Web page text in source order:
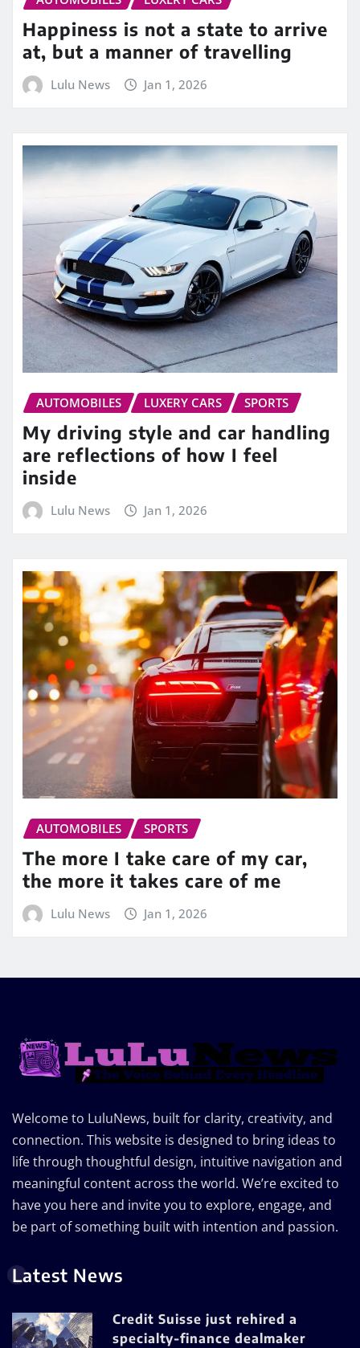
Happiness is not a state to arrive
at, but a manner of travelling
Lulu News Jan 1, 2026
AUTOMOBILES LUXERY CARS SPORTS
My driving style and car handling
are reflections of how I feel
inside
Lulu News Jan 1, 2026
AUTOMOBILES SPORTS
The more I take care of my car,
the more it takes care of me
Lulu News Jan 1, 2026
Welcome to LuluNews, built for clarity, creativity, and
connection. This website is designed to bring ideas to
life through thoughtful design, intuitive navigation and
meaningful content across the world. We’re excited to
have you here and invite you to explore, engage, and
be part of something built with intention and passion.
Latest News
Credit Suisse just rehired a
specialty-finance dealmaker